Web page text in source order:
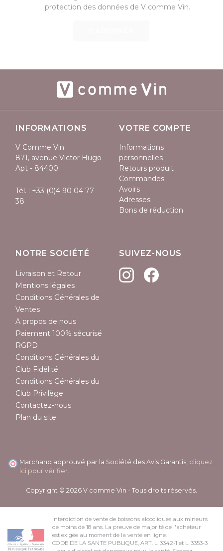
protection des données de V comme Vin.
INFORMATIONS
V Comme Vin
871, avenue Victor Hugo
Apt - 84400
Tél. : +33 (0)4 90 04 77
38
VOTRE COMPTE
Informations
personnelles
Retours produit
Commandes
Avoirs
Adresses
Bons de réduction
NOTRE SOCIÉTÉ
Livraison et Retour
Mentions légales
Conditions Générales de
Ventes
A propos de nous
Paiement 100% sécurisé
RGPD
Conditions Générales du
Club Fidélité
Conditions Générales du
Club Privilège
Contactez-nous
Plan du site
SUIVEZ-NOUS
Marchand approuvé par la Société des Avis Garantis, cliquez
ici pour vérifier
Copyright © 2026 V comme Vin - Tous droits réservés.
Interdiction de vente de boissons alcooliques aux mineurs
de moins de 18 ans. La preuve de majorité de l'acheteur
est exigée au moment de la vente en ligne.
CODE DE LA SANTE PUBLIQUE, ART. L. 3342-1 et L. 3353-3